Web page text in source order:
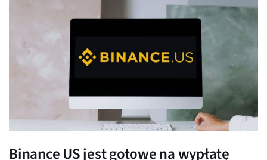
Binance US jest gotowe na wypłatę